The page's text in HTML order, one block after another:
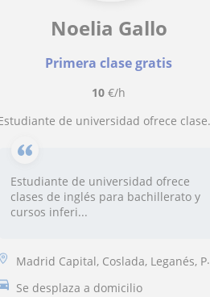
Noelia Gallo
Primera clase gratis
10 €/h
Estudiante de universidad ofrece clases de inglés desde A1 hasta B2 (toda la etapa educativa)
Estudiante de universidad ofrece
clases de inglés para bachillerato y
cursos inferi...
Madrid Capital, Coslada, Leganés, Pozuelo de Alarcón
Se desplaza a domicilio